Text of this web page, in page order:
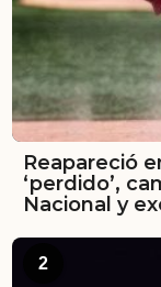
Reapareció
‘perdido’,
Nacional y
2